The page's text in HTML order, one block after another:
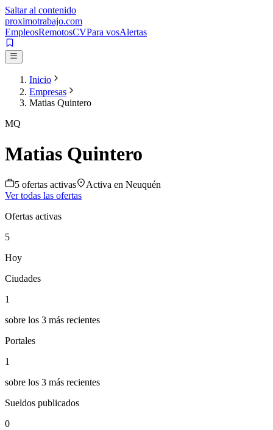
Saltar al contenido
proximotrabajo.com
EmpleosRemotosCVPara vosAlertas
Inicio
Empresas
Matias Quintero
MQ
Matias Quintero
5 ofertas activas Activa en Neuquén
Ver todas las ofertas
Ofertas activas
5
Hoy
Ciudades
1
sobre los 3 más recientes
Portales
1
sobre los 3 más recientes
Sueldos publicados
0